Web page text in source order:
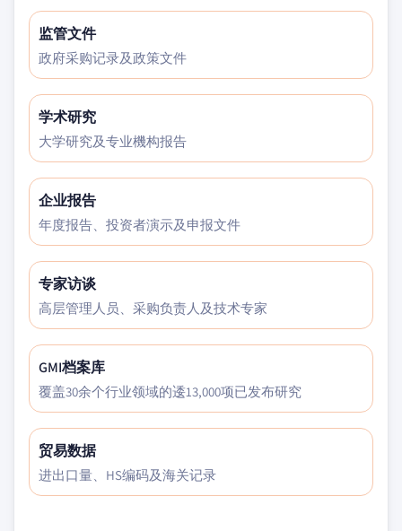
监管文件
政府采购记录及政策文件
学术研究
大学研究及专业機构报告
企业报告
年度报告、投资者演示及申报文件
专家访谈
高层管理人员、采购负责人及技术专家
GMI档案库
覆盖30余个行业领域的逶13,000项已发布研究
贸易数据
进出口量、HS编码及海关记录